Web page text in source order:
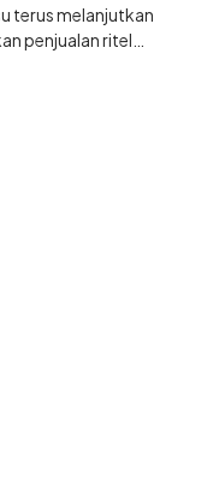
terus melanjutkan
penjualan ritel
tersebut tumbuh
tahun lalu sebanyak
bulan Juni 2026 lalu.